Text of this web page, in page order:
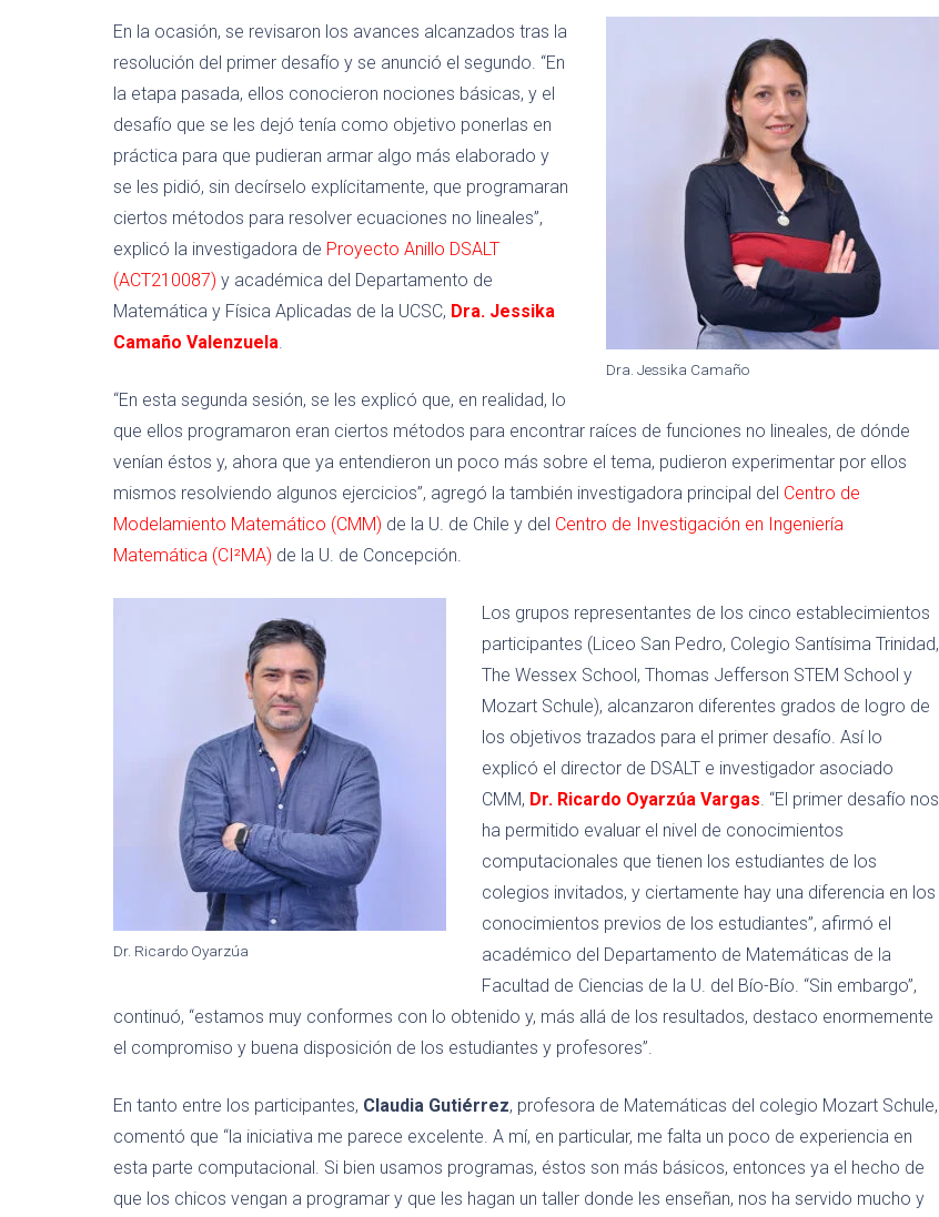
Dra. Jessika Camaño
En la ocasión, se revisaron los avances alcanzados tras la
resolución del primer desafío y se anunció el segundo. “En
la etapa pasada, ellos conocieron nociones básicas, y el
desafío que se les dejó tenía como objetivo ponerlas en
práctica para que pudieran armar algo más elaborado y
se les pidió, sin decírselo explícitamente, que programaran
ciertos métodos para resolver ecuaciones no lineales”,
explicó la investigadora de Proyecto Anillo DSALT
(ACT210087) y académica del Departamento de
Matemática y Física Aplicadas de la UCSC, Dra. Jessika
Camaño Valenzuela.
“En esta segunda sesión, se les explicó que, en realidad, lo
que ellos programaron eran ciertos métodos para encontrar raíces de funciones no lineales, de dónde
venían éstos y, ahora que ya entendieron un poco más sobre el tema, pudieron experimentar por ellos
mismos resolviendo algunos ejercicios”, agregó la también investigadora principal del Centro de
Modelamiento Matemático (CMM) de la U. de Chile y del Centro de Investigación en Ingeniería
Matemática (CI²MA) de la U. de Concepción.
Dr. Ricardo Oyarzúa
Los grupos representantes de los cinco establecimientos
participantes (Liceo San Pedro, Colegio Santísima Trinidad,
The Wessex School, Thomas Jefferson STEM School y
Mozart Schule), alcanzaron diferentes grados de logro de
los objetivos trazados para el primer desafío. Así lo
explicó el director de DSALT e investigador asociado
CMM, Dr. Ricardo Oyarzúa Vargas. “El primer desafío nos
ha permitido evaluar el nivel de conocimientos
computacionales que tienen los estudiantes de los
colegios invitados, y ciertamente hay una diferencia en los
conocimientos previos de los estudiantes”, afirmó el
académico del Departamento de Matemáticas de la
Facultad de Ciencias de la U. del Bío-Bío. “Sin embargo”,
continuó, “estamos muy conformes con lo obtenido y, más allá de los resultados, destaco enormemente
el compromiso y buena disposición de los estudiantes y profesores”.
En tanto entre los participantes, Claudia Gutiérrez, profesora de Matemáticas del colegio Mozart Schule,
comentó que “la iniciativa me parece excelente. A mí, en particular, me falta un poco de experiencia en
esta parte computacional. Si bien usamos programas, éstos son más básicos, entonces ya el hecho de
que los chicos vengan a programar y que les hagan un taller donde les enseñan, nos ha servido mucho y